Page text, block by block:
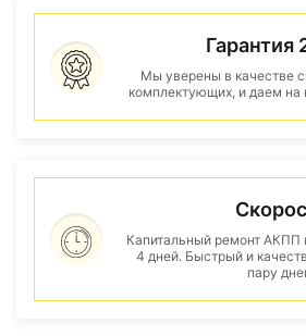
Гарантия
Мы уверены в качестве
комплектующих, и даем на
Капитальный ремонт АКПП
4 дней. Быстрый и
пару